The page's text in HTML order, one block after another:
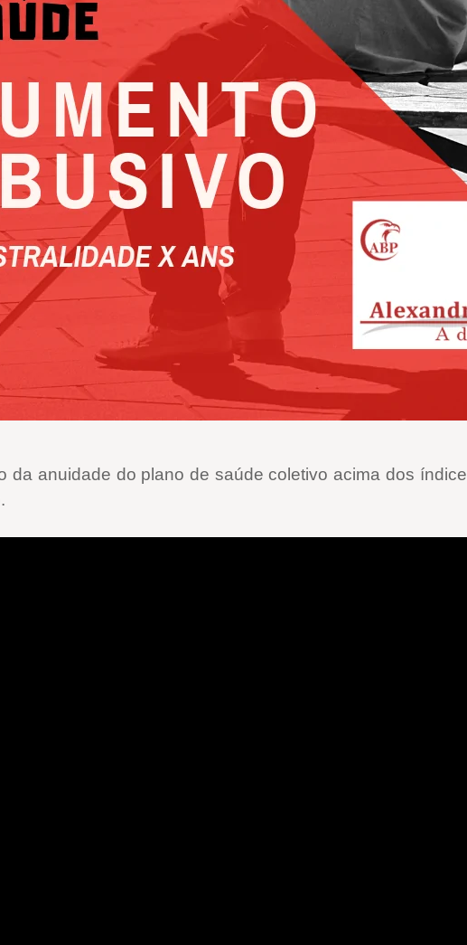
da anuidade do plano de saúde coletivo acima dos